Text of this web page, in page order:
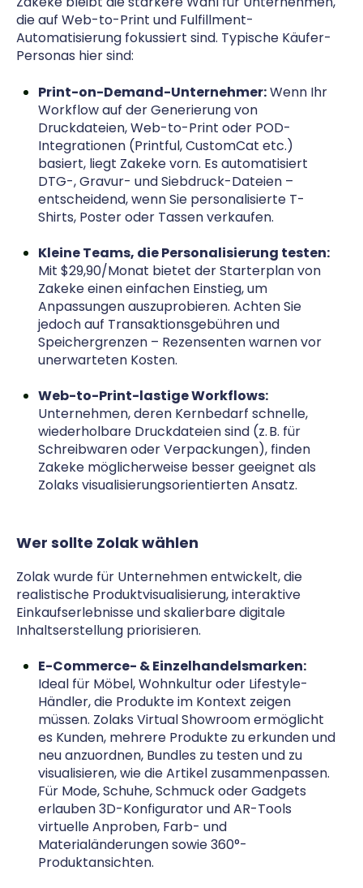
die auf Web-to-Print und Fulfillment-
Automatisierung fokussiert sind. Typische Käufer-
Personas hier sind:
Print-on-Demand-Unternehmer:Wenn Ihr
Workflow auf der Generierung von
Druckdateien, Web-to-Print oder POD-
Integrationen (Printful, CustomCat etc.)
basiert, liegt Zakeke vorn. Es automatisiert
DTG-, Gravur- und Siebdruck-Dateien –
entscheidend, wenn Sie personalisierte T-
Shirts, Poster oder Tassen verkaufen.
Kleine Teams, die Personalisierung testen:
Mit $29,90/Monat bietet der Starterplan von
Zakeke einen einfachen Einstieg, um
Anpassungen auszuprobieren. Achten Sie
jedoch auf Transaktionsgebühren und
Speichergrenzen – Rezensenten warnen vor
unerwarteten Kosten.
Web-to-Print-lastige Workflows:
Unternehmen, deren Kernbedarf schnelle,
wiederholbare Druckdateien sind (z. B. für
Schreibwaren oder Verpackungen), finden
Zakeke möglicherweise besser geeignet als
Zolaks visualisierungsorientierten Ansatz.
Wer sollte Zolak wählen
Zolak wurde für Unternehmen entwickelt, die
realistische Produktvisualisierung, interaktive
Einkaufserlebnisse und skalierbare digitale
Inhaltserstellung priorisieren.
E-Commerce- & Einzelhandelsmarken:
Ideal für Möbel, Wohnkultur oder Lifestyle-
Händler, die Produkte im Kontext zeigen
müssen. Zolaks Virtual Showroom ermöglicht
es Kunden, mehrere Produkte zu erkunden und
neu anzuordnen, Bundles zu testen und zu
visualisieren, wie die Artikel zusammenpassen.
Für Mode, Schuhe, Schmuck oder Gadgets
erlauben 3D-Konfigurator und AR-Tools
virtuelle Anproben, Farb- und
Materialänderungen sowie 360°-
Produktansichten.